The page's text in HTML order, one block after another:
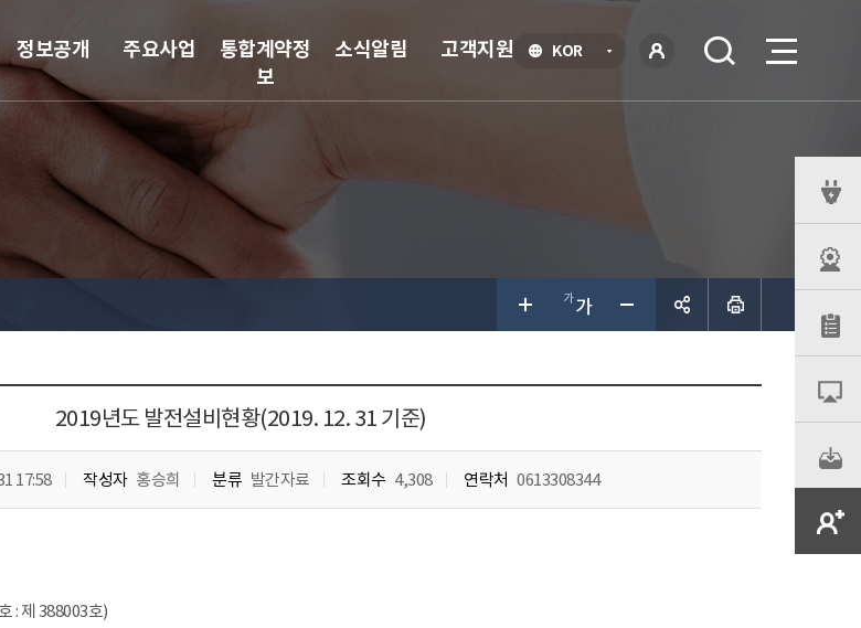
KOR언
그인
정보공개 주요사업
통합계약정
보
소식알림 고객지원
2019년도 발전설비현황(2019. 12. 31 기준)
17:58 작성자 홍승희 분류 발간자료 조회수 4,308 연락처 0613308344
: 제 388003호)